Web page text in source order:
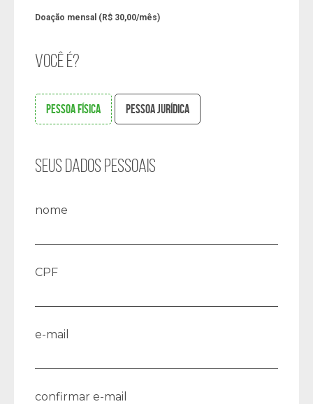
Doação mensal (R$ 30,00/mês)
VOCÊ É?
PESSOA FÍSICA PESSOA JURÍDICA
SEUS DADOS PESSOAIS
nome
CPF
e-mail
confirmar e-mail